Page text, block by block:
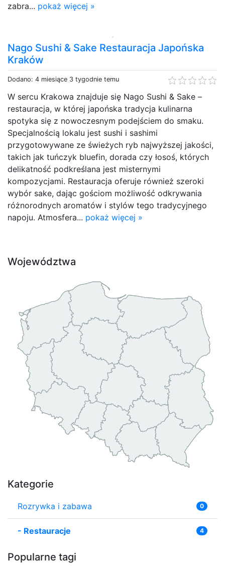
zabra... pokaż więcej »
Nago Sushi & Sake Restauracja Japońska
Kraków
Dodano: 4 miesiące 3 tygodnie temu
W sercu Krakowa znajduje się Nago Sushi & Sake –
restauracja, w której japońska tradycja kulinarna
spotyka się z nowoczesnym podejściem do smaku.
Specjalnością lokalu jest sushi i sashimi
przygotowywane ze świeżych ryb najwyższej jakości,
takich jak tuńczyk bluefin, dorada czy łosoś, których
delikatność podkreślana jest misternymi
kompozycjami. Restauracja oferuje również szeroki
wybór sake, dając gościom możliwość odkrywania
różnorodnych aromatów i stylów tego tradycyjnego
napoju. Atmosfera... pokaż więcej »
Województwa
Kategorie
Rozrywka i zabawa 0
- Restauracje 4
Popularne tagi